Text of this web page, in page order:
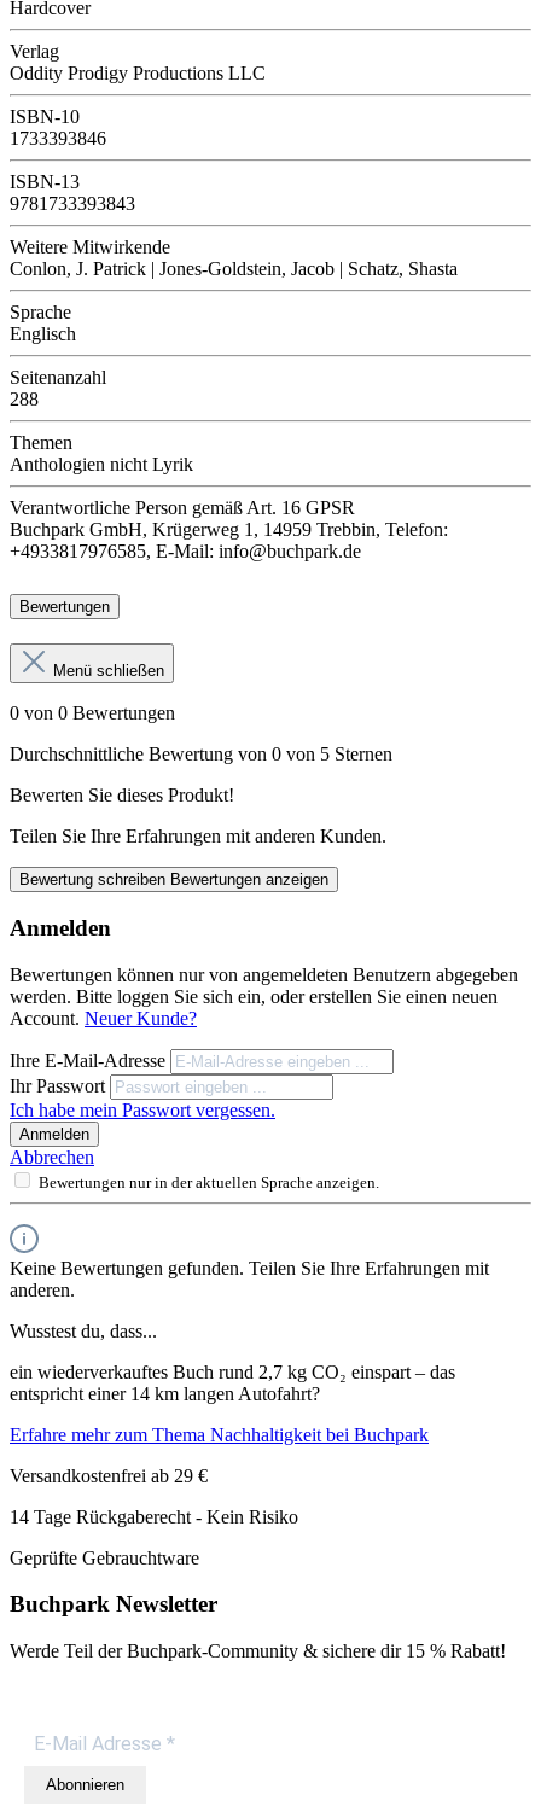
Hardcover
Verlag
Oddity Prodigy Productions LLC
ISBN-10
1733393846
ISBN-13
9781733393843
Weitere Mitwirkende
Conlon, J. Patrick | Jones-Goldstein, Jacob | Schatz, Shasta
Sprache
Englisch
Seitenanzahl
288
Themen
Anthologien nicht Lyrik
Verantwortliche Person gemäß Art. 16 GPSR
Buchpark GmbH, Krügerweg 1, 14959 Trebbin, Telefon:
+4933817976585, E-Mail: info@buchpark.de
Bewertungen
Menü schließen
0 von 0 Bewertungen
Durchschnittliche Bewertung von 0 von 5 Sternen
Bewerten Sie dieses Produkt!
Teilen Sie Ihre Erfahrungen mit anderen Kunden.
Bewertung schreiben Bewertungen anzeigen
Anmelden
Bewertungen können nur von angemeldeten Benutzern abgegeben
werden. Bitte loggen Sie sich ein, oder erstellen Sie einen neuen
Account. Neuer Kunde?
Ihre E-Mail-Adresse
Ihr Passwort
Ich habe mein Passwort vergessen.
Anmelden
Abbrechen
Bewertungen nur in der aktuellen Sprache anzeigen.
Keine Bewertungen gefunden. Teilen Sie Ihre Erfahrungen mit
anderen.
Wusstest du, dass...
ein wiederverkauftes Buch rund 2,7 kg CO₂ einspart – das
entspricht einer 14 km langen Autofahrt?
Erfahre mehr zum Thema Nachhaltigkeit bei Buchpark
Versandkostenfrei ab 29 €
14 Tage Rückgaberecht - Kein Risiko
Geprüfte Gebrauchtware
Buchpark Newsletter
Werde Teil der Buchpark-Community & sichere dir 15 % Rabatt!
Abonnieren